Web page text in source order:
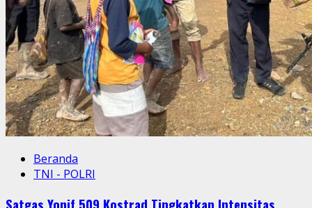
Beranda
TNI - POLRI
Satgas Yonif 509 Kostrad Tingkatkan Intensitas